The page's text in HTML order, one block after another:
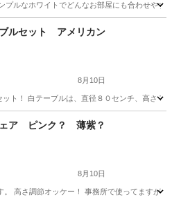
プルなホワイトでどんなお部屋にも合わせや
テーブル ダイニング
ルセット アメリカン
8月10日
ト！ 白テーブルは、直径８０センチ、高さ
ア ピンク？ 薄紫？
8月10日
高さ調節オッケー！ 事務所で使ってますが入